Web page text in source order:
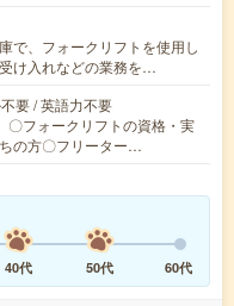
で、フォークリフトを使用し
け入れなどの業務を…
要 / 英語力不要
〇フォークリフトの資格・実
の方〇フリーター…
40代 50代 60代